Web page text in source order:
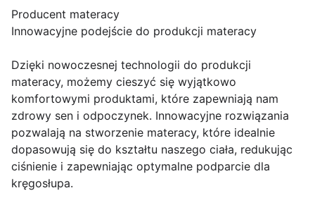
Producent materacy
Innowacyjne podejście do produkcji materacy
Dzięki nowoczesnej technologii do produkcji
materacy, możemy cieszyć się wyjątkowo
komfortowymi produktami, które zapewniają nam
zdrowy sen i odpoczynek. Innowacyjne rozwiązania
pozwalają na stworzenie materacy, które idealnie
dopasowują się do kształtu naszego ciała, redukując
ciśnienie i zapewniając optymalne podparcie dla
kręgosłupa.